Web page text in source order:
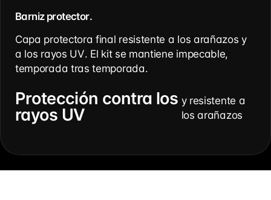
Barniz protector.
Capa protectora final resistente a los arañazos y
a los rayos UV. El kit se mantiene impecable,
temporada tras temporada.
Protección contra los
rayos UV
y resistente a
los arañazos